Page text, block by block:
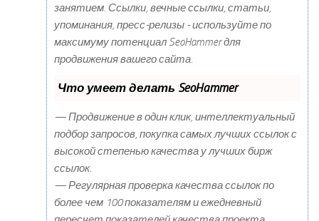
занятием. Ссылки, вечные ссылки, статьи,
упоминания, пресс-релизы - используйте по
максимуму потенциал SeoHammer для
продвижения вашего сайта.
Что умеет делать SeoHammer
— Продвижение в один клик, интеллектуальный
подбор запросов, покупка самых лучших ссылок с
высокой степенью качества у лучших бирж
ссылок.
— Регулярная проверка качества ссылок по
более чем 100 показателям и ежедневный